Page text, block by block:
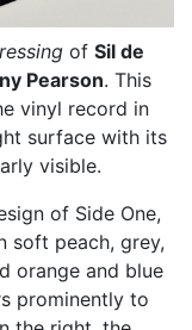
of Sil de
Pearson. This
vinyl record in
surface with its
visible.
of Side One,
soft peach, grey,
orange and blue
prominently to